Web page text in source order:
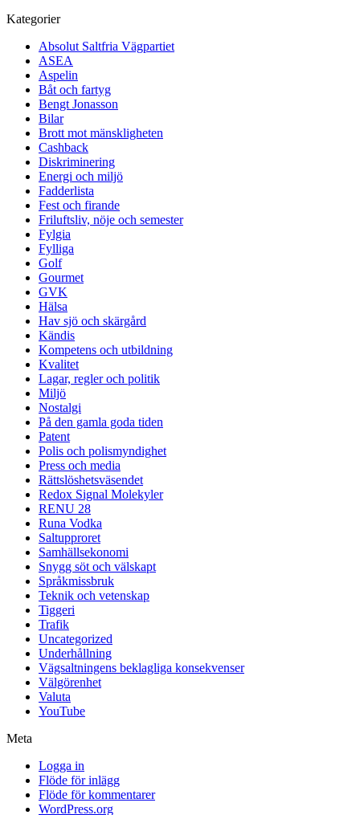
Kategorier
Absolut Saltfria Vägpartiet
ASEA
Aspelin
Båt och fartyg
Bengt Jonasson
Bilar
Brott mot mänskligheten
Cashback
Diskriminering
Energi och miljö
Fadderlista
Fest och firande
Friluftsliv, nöje och semester
Fylgia
Fylliga
Golf
Gourmet
GVK
Hälsa
Hav sjö och skärgård
Kändis
Kompetens och utbildning
Kvalitet
Lagar, regler och politik
Miljö
Nostalgi
På den gamla goda tiden
Patent
Polis och polismyndighet
Press och media
Rättslöshetsväsendet
Redox Signal Molekyler
RENU 28
Runa Vodka
Saltupproret
Samhällsekonomi
Snygg söt och välskapt
Språkmissbruk
Teknik och vetenskap
Tiggeri
Trafik
Uncategorized
Underhållning
Vägsaltningens beklagliga konsekvenser
Välgörenhet
Valuta
YouTube
Meta
Logga in
Flöde för inlägg
Flöde för kommentarer
WordPress.org